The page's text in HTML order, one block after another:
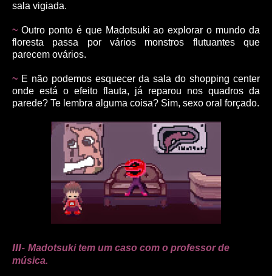
sala vigiada.
~ Outro ponto é que Madotsuki ao explorar o mundo da
floresta passa por vários monstros flutuantes que
parecem ovários.
~ E não podemos esquecer da sala do shopping center
onde está o efeito flauta, já reparou nos quadros da
parede? Te lembra alguma coisa? Sim, sexo oral forçado.
III- Madotsuki tem um caso com o professor de
música.